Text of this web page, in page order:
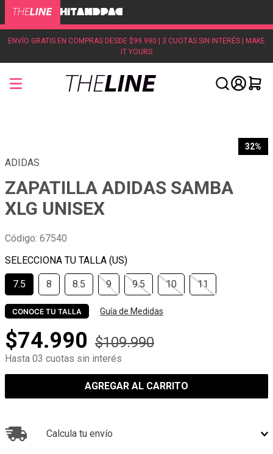
ENVÍO GRATIS EN COMPRAS DESDE $99.990 | 3 CUOTAS SIN INTERÉS | MAKE
IT YOURS
32%
ADIDAS
ZAPATILLA ADIDAS SAMBA
XLG UNISEX
Código: 67540
7.5 8 8.5 9 9.5 10 11
CONOCE TU TALLA Guía de Medidas
$74.990 $109.990
Hasta 03 cuotas sin interés
AGREGAR AL CARRITO
Calcula tu envío